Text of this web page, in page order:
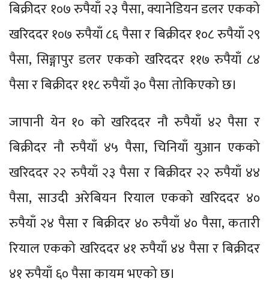
बिक्रीदर १०७ रुपैयाँ २३ पैसा, क्यानेडियन डलर एकको
खरिददर १०७ रुपैयाँ ८६ पैसा र बिक्रीदर १०८ रुपैयाँ २९
पैसा, सिङ्गापुर डलर एकको खरिददर ११७ रुपैयाँ ८४
पैसा र बिक्रीदर ११८ रुपैयाँ ३० पैसा तोकिएको छ।
जापानी येन १० को खरिददर नौ रुपैयाँ ४२ पैसा र
बिक्रीदर नौ रुपैयाँ ४५ पैसा, चिनियाँ युआन एकको
खरिददर २२ रुपैयाँ २३ पैसा र बिक्रीदर २२ रुपैयाँ ४४
पैसा, साउदी अरेबियन रियाल एकको खरिददर ४०
रुपैयाँ २४ पैसा र बिक्रीदर ४० रुपैयाँ ४० पैसा, कतारी
रियाल एकको खरिददर ४१ रुपैयाँ ४४ पैसा र बिक्रीदर
४१ रुपैयाँ ६० पैसा कायम भएको छ।